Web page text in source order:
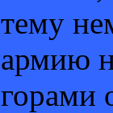
тему
армию
горами